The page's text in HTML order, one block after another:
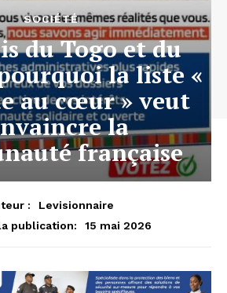
SOCIÉTÉ
du Togo et du
la liste «
au cœur » veut
la
française
:
Levisionnaire
publication:
15 mai 2026